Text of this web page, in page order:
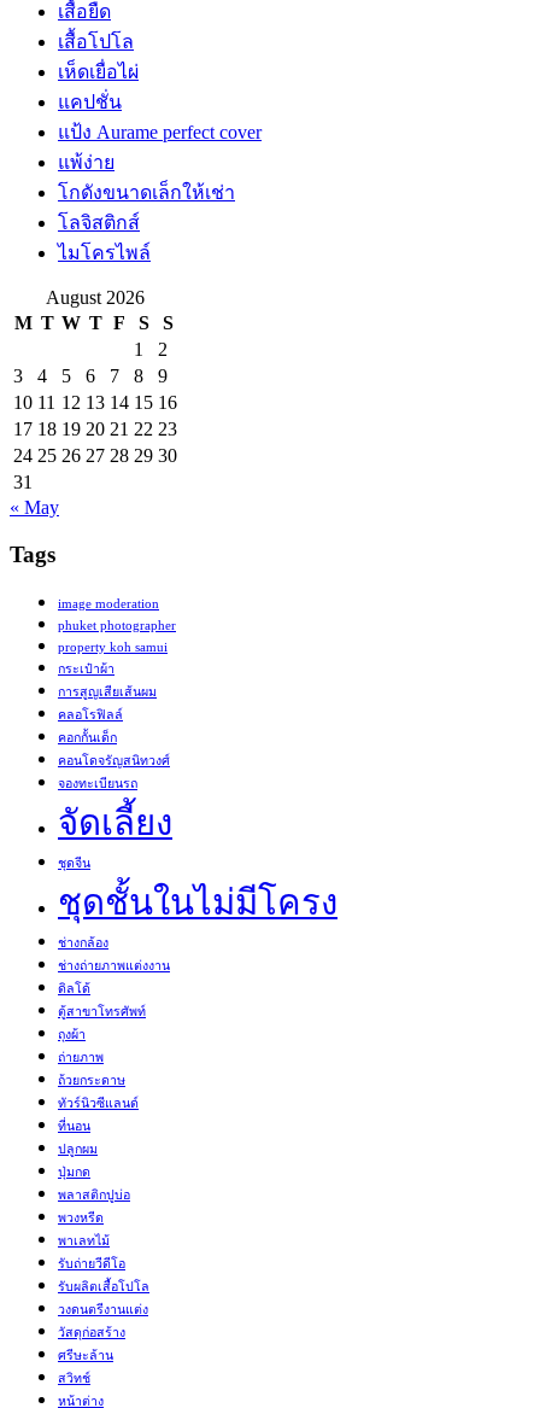
เสื้อยืด
เสื้อโปโล
เห็ดเยื่อไผ่
แคปชั่น
แป้ง Aurame perfect cover
แพ้ง่าย
โกดังขนาดเล็กให้เช่า
โลจิสติกส์
ไมโครไพล์
August 2026
M T W T F S
S
1
2
3
4 5 6 7 8
9
10 11 12 13 14 15 16
17 18 19 20 21 22 23
24 25 26 27 28 29 30
31
« May
Tags
image moderation
phuket photographer
property koh samui
กระเป๋าผ้า
การสูญเสียเส้นผม
คลอโรฟิลล์
คอกกั้นเด็ก
คอนโดจรัญสนิทวงศ์
จองทะเบียนรถ
จัดเลี้ยง
ชุดจีน
ชุดชั้นในไม่มีโครง
ช่างกล้อง
ช่างถ่ายภาพแต่งงาน
ดิลโด้
ตู้สาขาโทรศัพท์
ถุงผ้า
ถ่ายภาพ
ถ้วยกระดาษ
ทัวร์นิวซีแลนด์
ที่นอน
ปลูกผม
ปุ่มกด
พลาสติกปูบ่อ
พวงหรีด
พาเลทไม้
รับถ่ายวีดีโอ
รับผลิตเสื้อโปโล
วงดนตรีงานแต่ง
วัสดุก่อสร้าง
ศรีษะล้าน
สวิทช์
หน้าต่าง